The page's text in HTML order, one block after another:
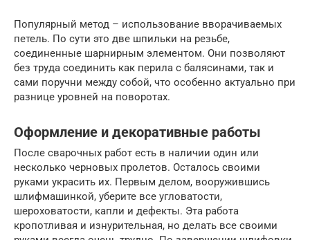
Популярный метод – использование вворачиваемых
петель. По сути это две шпильки на резьбе,
соединенные шарнирным элементом. Они позволяют
без труда соединить как перила с балясинами, так и
сами поручни между собой, что особенно актуально при
разнице уровней на поворотах.
Оформление и декоративные работы
После сварочных работ есть в наличии один или
несколько черновых пролетов. Осталось своими
руками украсить их. Первым делом, вооружившись
шлифмашинкой, уберите все угловатости,
шероховатости, капли и дефекты. Эта работа
кропотливая и изнурительная, но делать все своими